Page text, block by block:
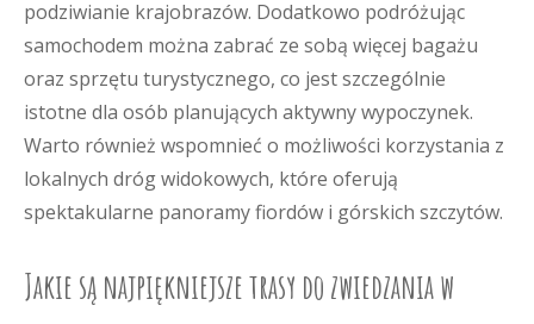
podziwianie krajobrazów. Dodatkowo podróżując
samochodem można zabrać ze sobą więcej bagażu
oraz sprzętu turystycznego, co jest szczególnie
istotne dla osób planujących aktywny wypoczynek.
Warto również wspomnieć o możliwości korzystania z
lokalnych dróg widokowych, które oferują
spektakularne panoramy fiordów i górskich szczytów.
Jakie są najpiękniejsze trasy do zwiedzania w